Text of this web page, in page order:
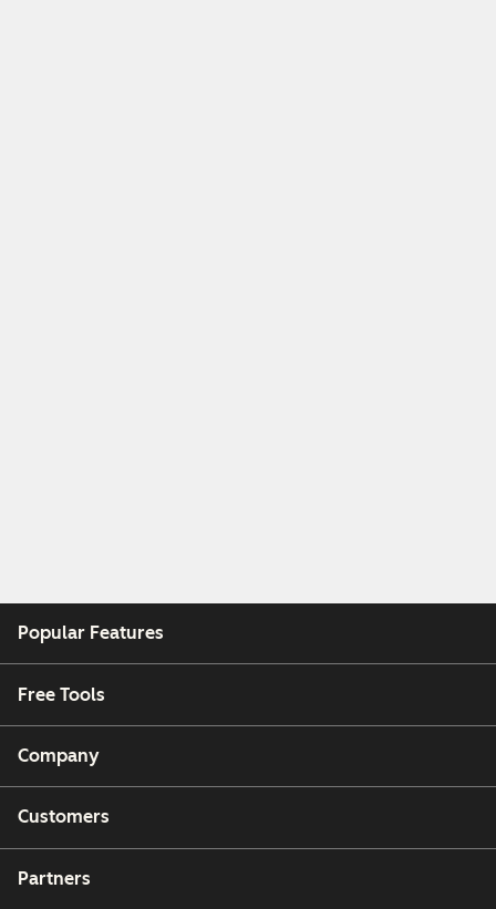
Popular Features
Free Tools
Company
Customers
Partners